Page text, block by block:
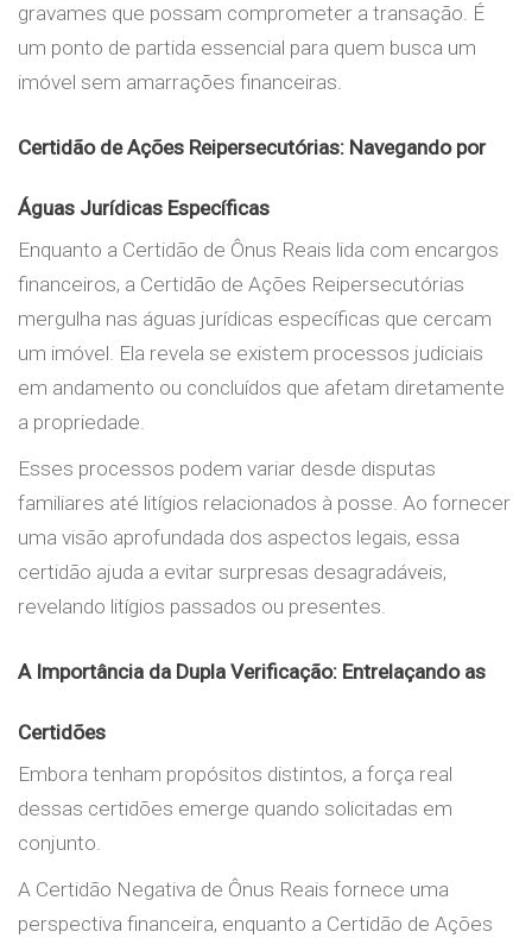
gravames que possam comprometer a transação. É
um ponto de partida essencial para quem busca um
imóvel sem amarrações financeiras.
Certidão de Ações Reipersecutórias: Navegando por
Águas Jurídicas Específicas
Enquanto a Certidão de Ônus Reais lida com encargos
financeiros, a Certidão de Ações Reipersecutórias
mergulha nas águas jurídicas específicas que cercam
um imóvel. Ela revela se existem processos judiciais
em andamento ou concluídos que afetam diretamente
a propriedade.
Esses processos podem variar desde disputas
familiares até litígios relacionados à posse. Ao fornecer
uma visão aprofundada dos aspectos legais, essa
certidão ajuda a evitar surpresas desagradáveis,
revelando litígios passados ou presentes.
A Importância da Dupla Verificação: Entrelaçando as
Certidões
Embora tenham propósitos distintos, a força real
dessas certidões emerge quando solicitadas em
conjunto.
A Certidão Negativa de Ônus Reais fornece uma
perspectiva financeira, enquanto a Certidão de Ações